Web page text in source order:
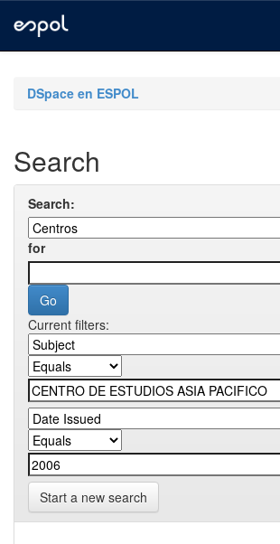
navigationDSpace en ESPOL
Search
Search:
for
Current filters:
Start a new search